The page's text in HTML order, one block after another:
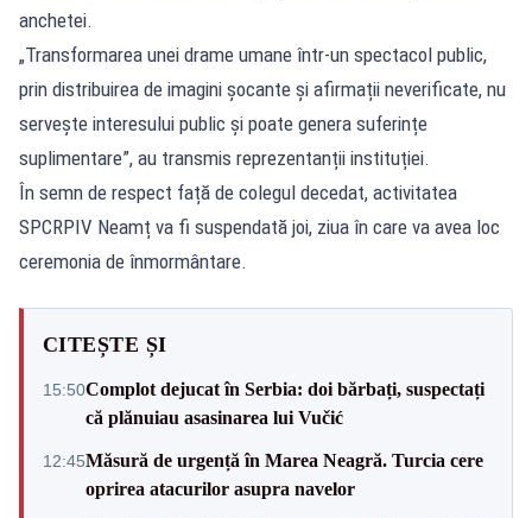
anchetei.
„Transformarea unei drame umane într-un spectacol public,
prin distribuirea de imagini șocante și afirmații neverificate, nu
servește interesului public și poate genera suferințe
suplimentare”, au transmis reprezentanții instituției.
În semn de respect față de colegul decedat, activitatea
SPCRPIV Neamț va fi suspendată joi, ziua în care va avea loc
ceremonia de înmormântare.
CITEȘTE ȘI
15:50Complot dejucat în Serbia: doi bărbați, suspectați
că plănuiau asasinarea lui Vučić
12:45Măsură de urgență în Marea Neagră. Turcia cere
oprirea atacurilor asupra navelor